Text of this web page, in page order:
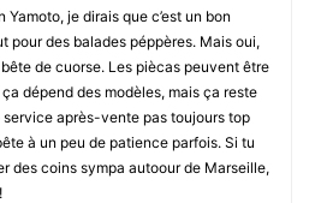
je dirais que c’est un bon
pour des balades péppères. Mais oui,
de cuorse. Les piècas peuvent être
dépend des modèles, mais ça reste
après-vente pas toujours top
à un peu de patience parfois. Si tu
des coins sympa autoour de Marseille,